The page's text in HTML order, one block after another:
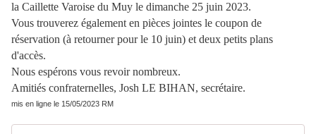
la Caillette Varoise du Muy le dimanche 25 juin 2023.
Vous trouverez également en pièces jointes le coupon de
réservation (à retourner pour le 10 juin) et deux petits plans
d'accès.
Nous espérons vous revoir nombreux.
Amitiés confraternelles, Josh LE BIHAN, secrétaire.
mis en ligne le 15/05/2023 RM